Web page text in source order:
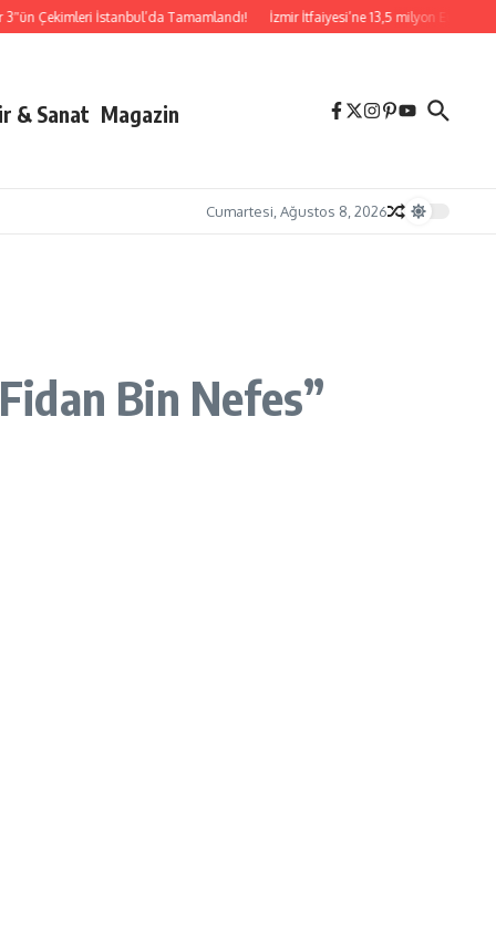
Çekimleri İstanbul’da Tamamlandı! İzmir İtfaiyesi’ne 13,5 milyon Euro’luk
& Sanat Magazin
Cumartesi, Ağustos 8, 2026
Bin Nefes”